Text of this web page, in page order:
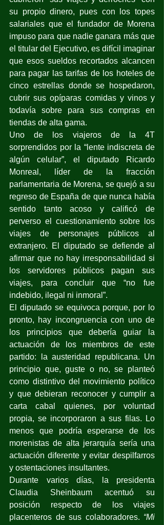
su propio dinero, pues con los topes
salariales que el fundador de Morena
impuso para que nadie ganara más que
el titular del Ejecutivo, es difícil imaginar
que esos sueldos recortados alcancen
para pagar las tarifas de los hoteles de
cinco estrellas donde se hospedaron,
cubrir sus opíparas comidas y vinos y
todavía sobre para sus compras en
tiendas de alta gama.
Uno de los viajeros de la 4T
sorprendidos por la “lente indiscreta de
algún celular”, el diputado Ricardo
Monreal, líder de la fracción
parlamentaria de Morena, se quejó a su
regreso de España de que nunca había
sentido tanto acoso y calificó de
perverso el cuestionamiento sobre los
viajes de personajes públicos al
extranjero. El diputado se defiende al
afirmar que no hay irresponsabilidad si
los servidores públicos pagan sus
viajes, para concluir que “no fue
indebido, ilegal ni inmoral”.
El diputado se equivoca porque, por lo
pronto, hay incongruencia con uno de
los principios que debería guiar la
actuación de los miembros de este
partido: la austeridad republicana. Un
principio que, guste o no, se planteó
como distintivo del movimiento político
y que debieran reconocer y cumplir a
carta cabal quienes, por voluntad
propia, se incorporaron a sus filas. Lo
menos que podría esperarse de los
morenistas de alta jerarquía sería una
actuación diferente y evitar despilfarros
y ostentaciones insultantes.
Durante varios días, la presidenta
Claudia Sheinbaum acentuó su
posición respecto de los viajes
placenteros de sus colaboradores. “Mi